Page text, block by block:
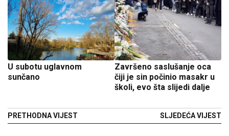
U subotu uglavnom
sunčano
PRETHODNA VIJEST
Završeno saslušanje oca
čiji je sin počinio masakr u
školi, evo šta slijedi dalje
SLJEDEĆA VIJEST